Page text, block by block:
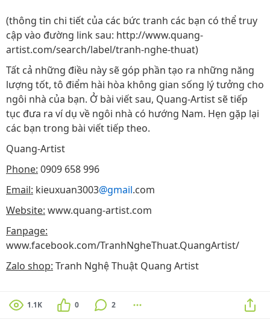
(thông tin chi tiết của các bức tranh các bạn có thể truy
cập vào đường link sau: http://www.quang-
artist.com/search/label/tranh-nghe-thuat)
Tất cả những điều này sẽ góp phần tạo ra những năng
lượng tốt, tô điểm hài hòa không gian sống lý tưởng cho
ngôi nhà của bạn. Ở bài viết sau, Quang-Artist sẽ tiếp
tục đưa ra ví dụ về ngôi nhà có hướng Nam. Hẹn gặp lại
các bạn trong bài viết tiếp theo.
Quang-Artist
Phone: 0909 658 996
Email: kieuxuan3003@gmail.com
Website: www.quang-artist.com
Fanpage:
www.facebook.com/TranhNgheThuat.QuangArtist/
Zalo shop: Tranh Nghệ Thuật Quang Artist
1.1K 0 2